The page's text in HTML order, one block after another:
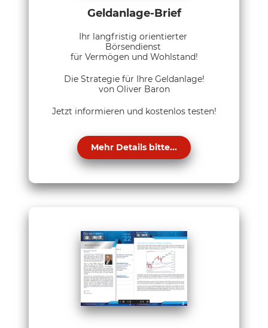
Geldanlage-Brief
Ihr langfristig orientierter
Börsendienst
für Vermögen und Wohlstand!
Die Strategie für Ihre Geldanlage!
von Oliver Baron
Jetzt informieren und kostenlos testen!
Mehr Details bitte...